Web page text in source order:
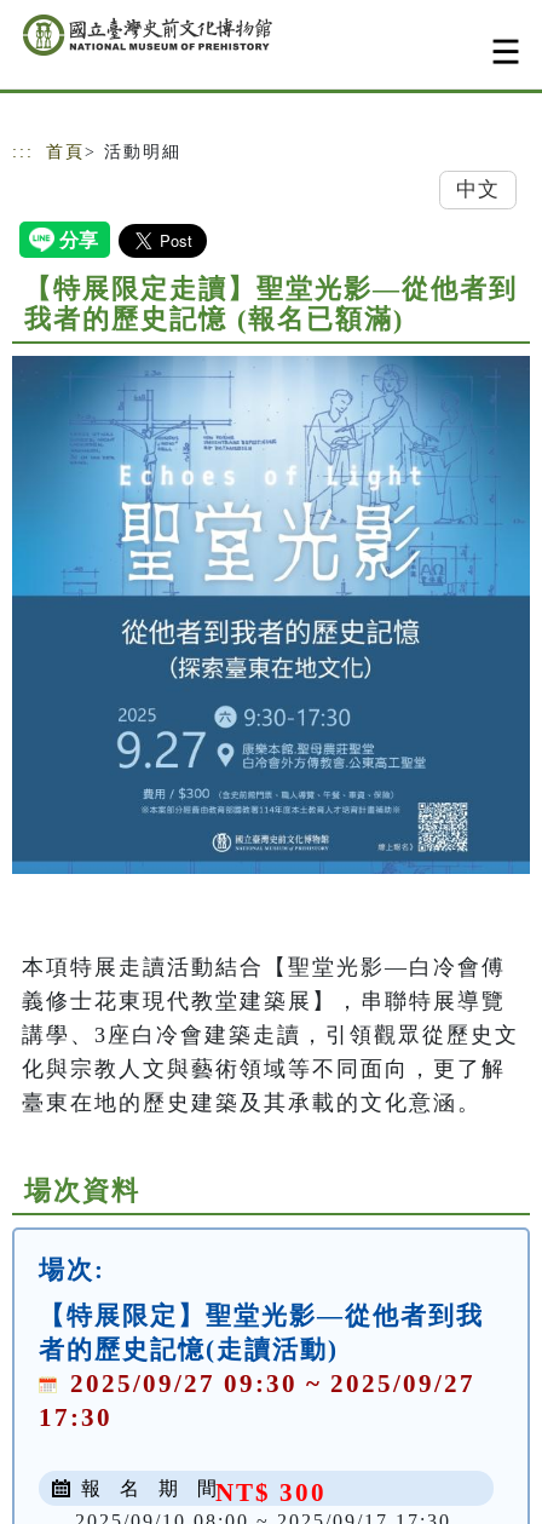
跳到主要內容
網站導覽
::: 首頁 > 活動明細
中文
【特展限定走讀】聖堂光影—從他者到
我者的歷史記憶 (報名已額滿)
本項特展走讀活動結合【聖堂光影—白冷會傅
義修士花東現代教堂建築展】，串聯特展導覽
講學、3座白冷會建築走讀，引領觀眾從歷史文
化與宗教人文與藝術領域等不同面向，更了解
臺東在地的歷史建築及其承載的文化意涵。
場次資料
場次:
【特展限定】聖堂光影—從他者到我
者的歷史記憶(走讀活動)
2025/09/27 09:30 ~ 2025/09/27
17:30
NT$ 300
報 名 期 間